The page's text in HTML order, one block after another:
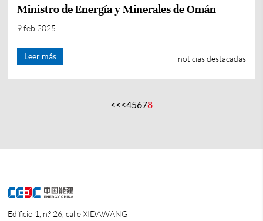
Ministro de Energía y Minerales de Omán
9 feb 2025
Leer más noticias destacadas
<<<45678
Edificio 1, n.º 26, calle XIDAWANG